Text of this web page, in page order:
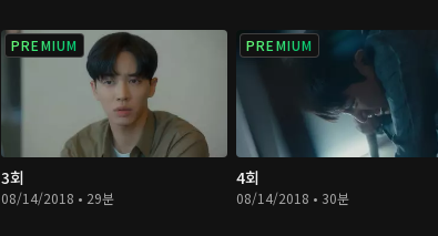
PREMIUM
3회
08/14/2018 • 29분
PREMIUM
4회
08/14/2018 • 30분